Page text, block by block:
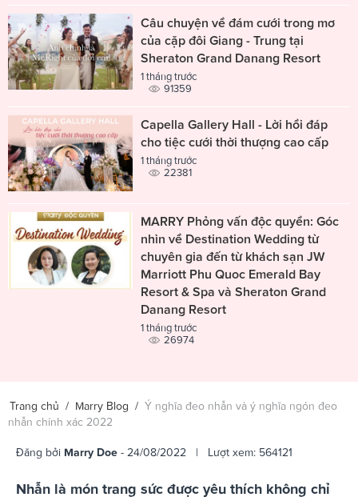
Câu chuyện về đám cưới trong mơ
của cặp đôi Giang - Trung tại
Sheraton Grand Danang Resort
1 tháng trước
91359
Capella Gallery Hall - Lời hồi đáp
cho tiệc cưới thời thượng cao cấp
1 tháng trước
22381
MARRY Phỏng vấn độc quyền: Góc
nhìn về Destination Wedding từ
chuyên gia đến từ khách sạn JW
Marriott Phu Quoc Emerald Bay
Resort & Spa và Sheraton Grand
Danang Resort
1 tháng trước
26974
Trang chủ / Marry Blog / Ý nghĩa đeo nhẫn và ý nghĩa ngón đeo
nhẫn chính xác 2022
Đăng bởi Marry Doe - 24/08/2022 | Lượt xem: 564121
Nhẫn là món trang sức được yêu thích không chỉ